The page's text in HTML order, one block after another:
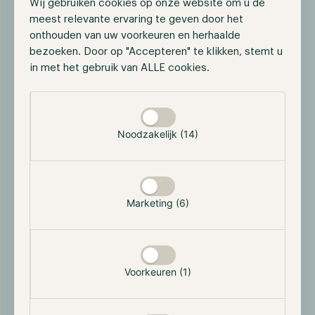
Wij gebruiken cookies op onze website om u de
meest relevante ervaring te geven door het
onthouden van uw voorkeuren en herhaalde
bezoeken. Door op "Accepteren" te klikken, stemt u
in met het gebruik van ALLE cookies.
Noodzakelijk (14)
Marketing (6)
Voorkeuren (1)
XRP
Net als bij Dogecoin hebben meerdere partijen een
aanvraag ingediend voor een XRP ETF. Hoewel de SEC
deze aanvragen heeft erkend, is de eerste beslissing
Mid-oktober 2025
Litecoin volgt een vergelijkbaar traject als Dogecoin
Analisten schatten de waarschijnlijkheid op90%,
waarmee Litecoin de meest waarschijnlijke kandidaat
onder de altcoin ETF’s is.